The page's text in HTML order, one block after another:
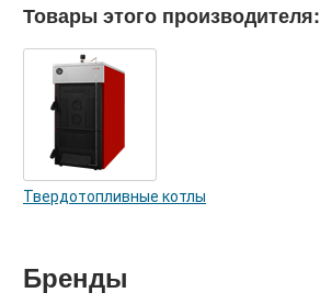
Товары этого производителя:
Твердотопливные котлы
Бренды